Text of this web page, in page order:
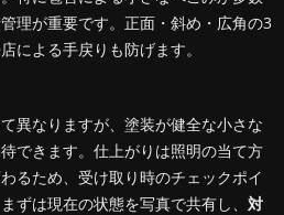
理が重要です。正面・斜め・広角の3
による手戻りも防げます。
異なりますが、塗装が健全な小さな
できます。仕上がりは照明の当て方
るため、受け取り時のチェックポイ
ずは現在の状態を写真で共有し、 対